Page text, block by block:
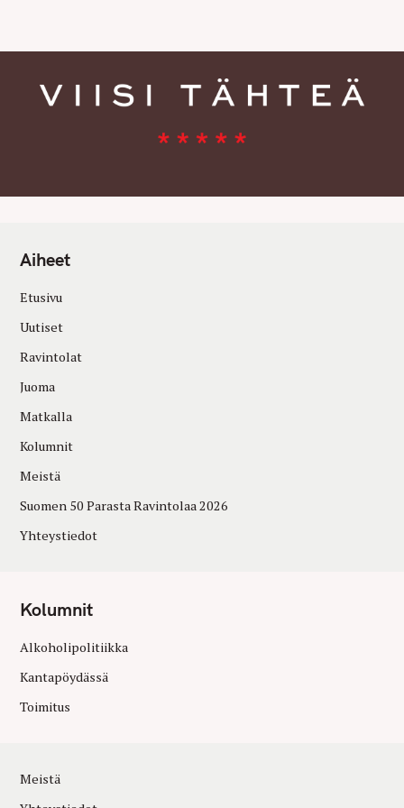
Aiheet
Etusivu
Uutiset
Ravintolat
Juoma
Matkalla
Kolumnit
Meistä
Suomen 50 Parasta Ravintolaa 2026
Yhteystiedot
Kolumnit
Alkoholipolitiikka
Kantapöydässä
Toimitus
Meistä